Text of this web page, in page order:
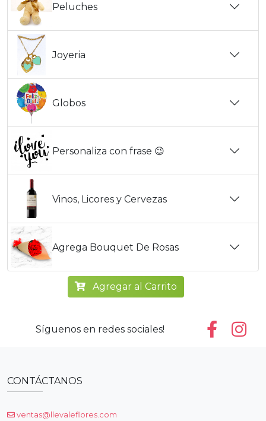
Peluches
Joyeria
Globos
Personaliza con frase 😉
Vinos, Licores y Cervezas
Agrega Bouquet De Rosas
Agregar al Carrito
Síguenos en redes sociales!
CONTÁCTANOS
ventas@llevaleflores.com